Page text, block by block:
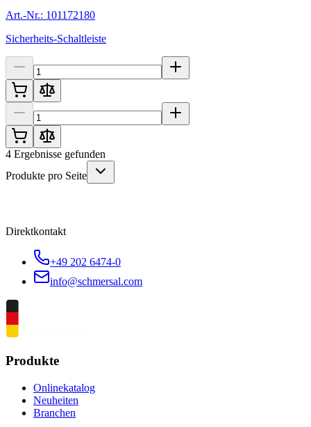
Art.-Nr.: 101172180
Sicherheits-Schaltleiste
4 Ergebnisse gefunden
Produkte pro Seite
Direktkontakt
+49 202 6474-0
info@schmersal.com
Produkte
Onlinekatalog
Neuheiten
Branchen